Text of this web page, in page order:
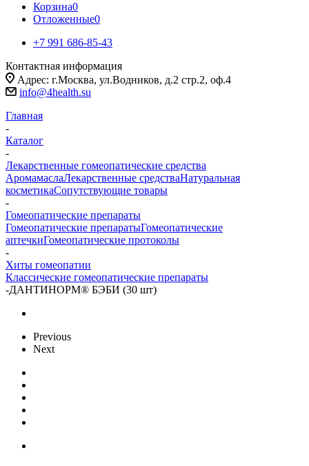
Корзина0
Отложенные0
+7 991 686-85-43
Контактная информация
Адрес: г.Москва, ул.Водников, д.2 стр.2, оф.4
info@4health.su
Главная
-
Каталог
-
Лекарственные гомеопатические средства
АромамаслаЛекарственные средстваНатуральная
косметикаСопутствующие товары
-
Гомеопатические препараты
Гомеопатические препаратыГомеопатические
аптечкиГомеопатические протоколы
-
Хиты гомеопатии
Классические гомеопатические препараты
-ДАНТИНОРМ® БЭБИ (30 шт)
Previous
Next